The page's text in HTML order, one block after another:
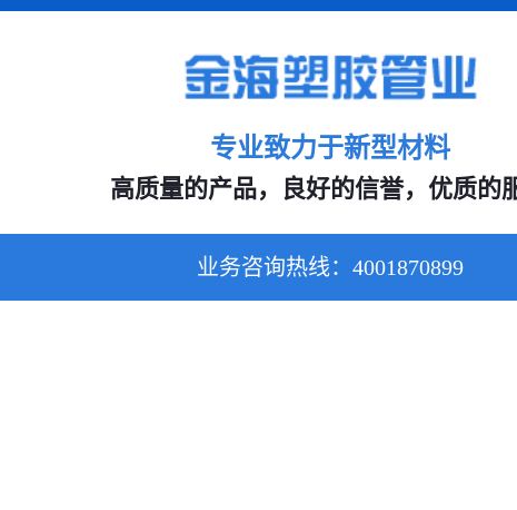
专业致力于新型材料
高质量的产品，良好的信誉，优质的
业务咨询热线： 4001870899